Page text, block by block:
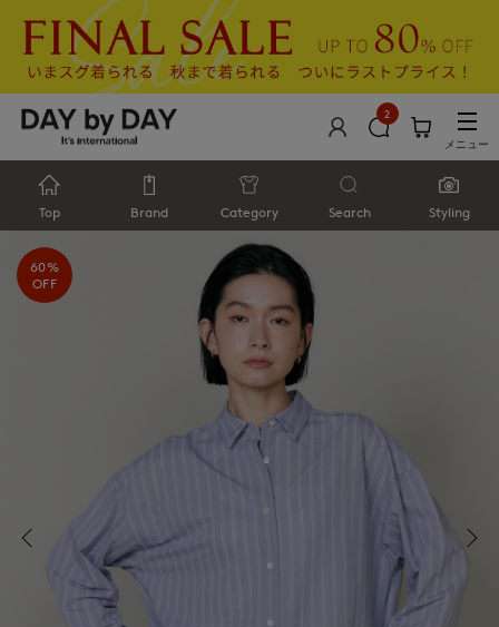
2
メニュー
Top Brand Category Search Styling
60%
OFF